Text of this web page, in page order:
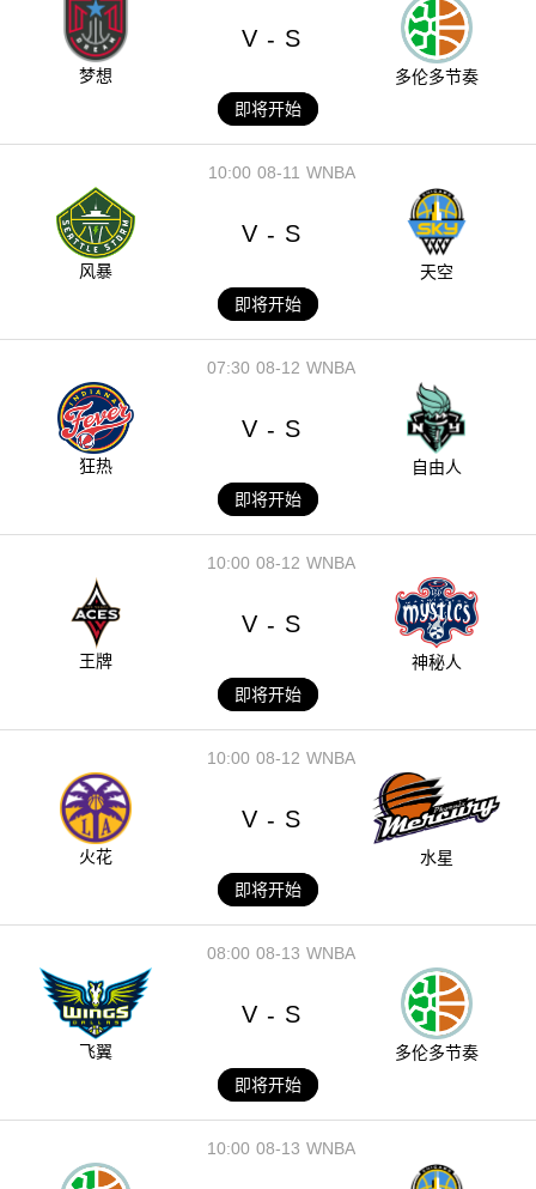
梦想
V - S
多伦多节奏
即将开始
08-11
10:00 WNBA
风暴
V - S
天空
即将开始
08-12
07:30 WNBA
狂热
V - S
自由人
即将开始
08-12
10:00 WNBA
王牌
V - S
神秘人
即将开始
08-12
10:00 WNBA
火花
V - S
水星
即将开始
08-13
08:00 WNBA
飞翼
V - S
多伦多节奏
即将开始
08-13
10:00 WNBA